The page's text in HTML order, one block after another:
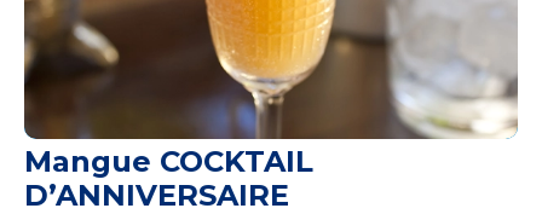
Mangue COCKTAIL
D’ANNIVERSAIRE